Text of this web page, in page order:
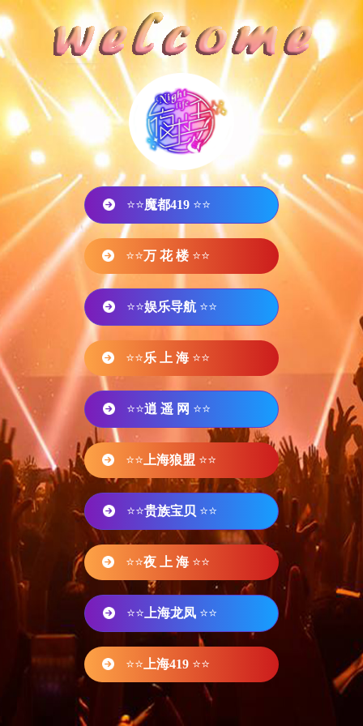
⭐⭐魔都419 ⭐⭐
⭐⭐万 花 楼 ⭐⭐
⭐⭐娱乐导航 ⭐⭐
⭐⭐乐 上 海 ⭐⭐
⭐⭐逍 遥 网 ⭐⭐
⭐⭐ 上海狼盟 ⭐⭐
⭐⭐贵族宝贝 ⭐⭐
⭐⭐夜 上 海 ⭐⭐
⭐⭐ 上海龙凤 ⭐⭐
⭐⭐ 上海419 ⭐⭐